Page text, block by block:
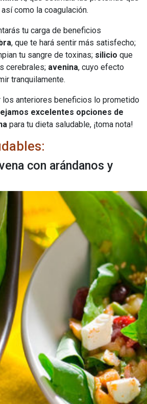
como la coagulación.
tu carga de beneficios
, que te hará sentir más satisfecho;
tu sangre de toxinas; silicio que
cerebrales; avenina, cuyo efecto
tranquilamente.
los anteriores beneficios lo prometido
excelentes opciones de
para tu dieta saludable, ¡toma nota!
con arándanos y